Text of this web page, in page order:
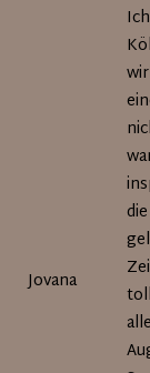
Jovana